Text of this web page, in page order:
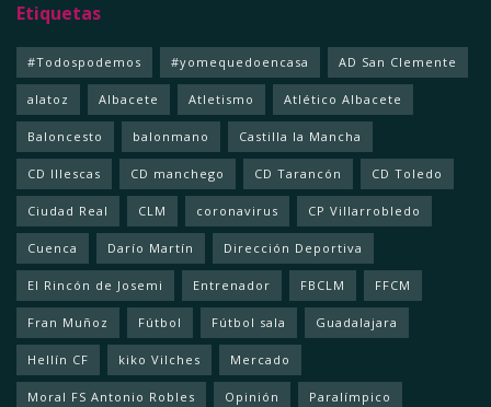
Etiquetas
#Todospodemos #yomequedoencasa AD San Clemente
alatoz Albacete Atletismo Atlético Albacete
Baloncesto balonmano Castilla la Mancha
CD Illescas CD manchego CD Tarancón CD Toledo
Ciudad Real CLM coronavirus CP Villarrobledo
Cuenca Darío Martín Dirección Deportiva
El Rincón de Josemi Entrenador FBCLM FFCM
Fran Muñoz Fútbol Fútbol sala Guadalajara
Hellín CF kiko Vilches Mercado
Moral FS Antonio Robles Opinión Paralímpico